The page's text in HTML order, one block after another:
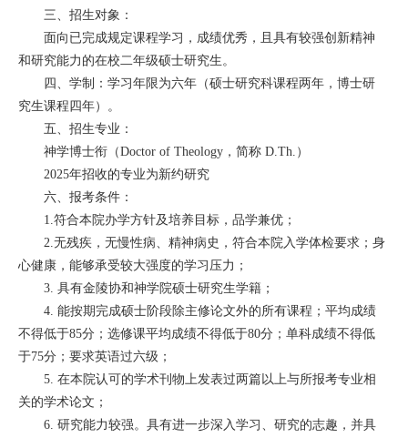
三、招生对象：
面向已完成规定课程学习，成绩优秀，且具有较强创新精神
和研究能力的在校二年级硕士研究生。
四、学制：学习年限为六年（硕士研究科课程两年，博士研
究生课程四年）。
五、招生专业：
神学博士衔（Doctor of Theology，简称 D.Th.）
2025年招收的专业为新约研究
六、报考条件：
1.符合本院办学方针及培养目标，品学兼优；
2.无残疾，无慢性病、精神病史，符合本院入学体检要求；身
心健康，能够承受较大强度的学习压力；
3. 具有金陵协和神学院硕士研究生学籍；
4. 能按期完成硕士阶段除主修论文外的所有课程；平均成绩
不得低于85分；选修课平均成绩不得低于80分；单科成绩不得低
于75分；要求英语过六级；
5. 在本院认可的学术刊物上发表过两篇以上与所报考专业相
关的学术论文；
6. 研究能力较强。具有进一步深入学习、研究的志趣，并具